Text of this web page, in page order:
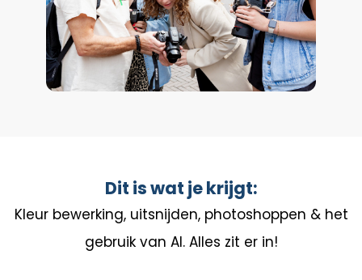
Dit is wat je krijgt:
Kleur bewerking, uitsnijden, photoshoppen & het
gebruik van AI. Alles zit er in!